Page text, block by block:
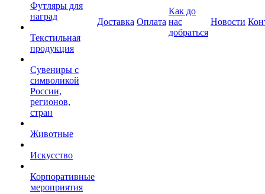
Футляры для
наград
Текстильная
продукция
Сувениры с
символикой
России,
регионов,
стран
Животные
Искусство
Корпоративные
мероприятия
Доставка Оплата
Как до
нас
добраться
Новости